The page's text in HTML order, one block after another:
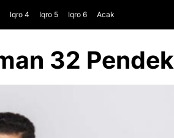
Iqro 4 Iqro 5 Iqro 6 Acak
32 Pendek